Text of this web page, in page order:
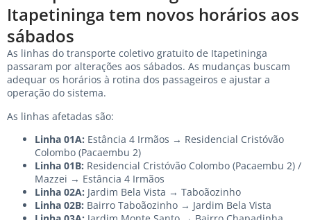
Itapetininga tem novos horários aos
sábados
As linhas do transporte coletivo gratuito de Itapetininga
passaram por alterações aos sábados. As mudanças buscam
adequar os horários à rotina dos passageiros e ajustar a
operação do sistema.
As linhas afetadas são:
Linha 01A: Estância 4 Irmãos → Residencial Cristóvão
Colombo (Pacaembu 2)
Linha 01B: Residencial Cristóvão Colombo (Pacaembu 2) /
Mazzei → Estância 4 Irmãos
Linha 02A: Jardim Bela Vista → Taboãozinho
Linha 02B: Bairro Taboãozinho → Jardim Bela Vista